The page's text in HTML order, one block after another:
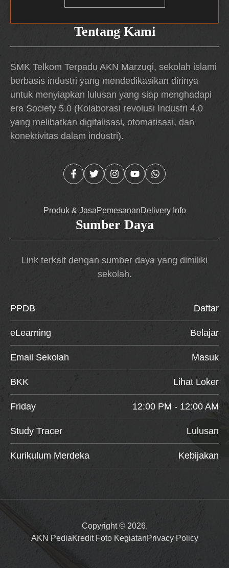
Tentang Kami
SMK Telkom Terpadu AKN Marzuqi, sekolah islami
berbasis industri yang mendedikasikan dirinya
untuk menyiapkan lulusan yang siap menghadapi
era Society 5.0 (Kolaborasi revolusi Industri 4.0
yang melibatkan digitalisasi, otomatisasi, dan
konektivitas dalam industri).
Produk & JasaPemesananDelivery Info
Sumber Daya
Link terkait dengan sumber daya yang dimiliki
sekolah.
PPDB Daftar
eLearning Belajar
Email Sekolah Masuk
BKK Lihat Loker
Friday 12:00 PM - 12:00 AM
Study Tracer Lulusan
Kurikulum Merdeka Kebijakan
Copyright © 2026.
AKN PediaKredit Foto KegiatanPrivacy Policy